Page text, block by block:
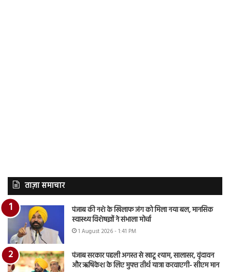
ताज़ा समाचार
पंजाब की नशे के खिलाफ जंग को मिला नया बल, मानसिक
स्वास्थ्य विशेषज्ञों ने संभाला मोर्चा
1 August 2026 - 1:41 PM
पंजाब सरकार पहली अगस्त से खाटू श्याम, सालासर, वृंदावन
और ऋषिकेश के लिए मुफ्त तीर्थ यात्रा करवाएगी- सीएम मान